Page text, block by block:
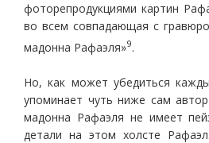
фоторепродукциями картин
во всем совпадающая с
мадонна Рафаэля»9.
Но, как может убедиться
упоминает чуть ниже сам автор
мадонна Рафаэля не имеет
детали на этом холсте